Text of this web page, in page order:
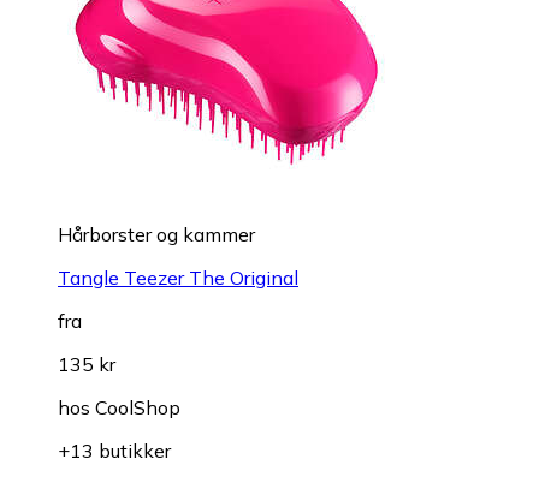
Hårborster og kammer
Tangle Teezer The Original
fra
135 kr
hos CoolShop
+13 butikker